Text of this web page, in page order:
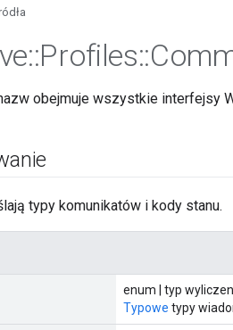
::Profiles::
obejmuje wszystkie interfejsy
typy komunikatów i kody stanu.
enum | typ
Typowe typy